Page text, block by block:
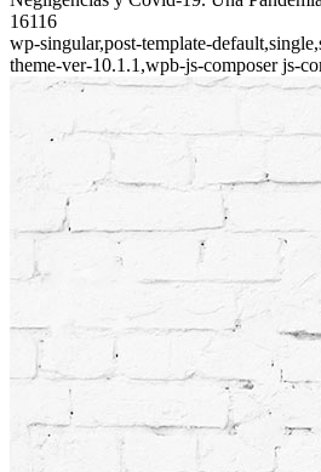
16116
wp-singular,post-template-
theme-ver-10.1.1,wpb-js-composer js-